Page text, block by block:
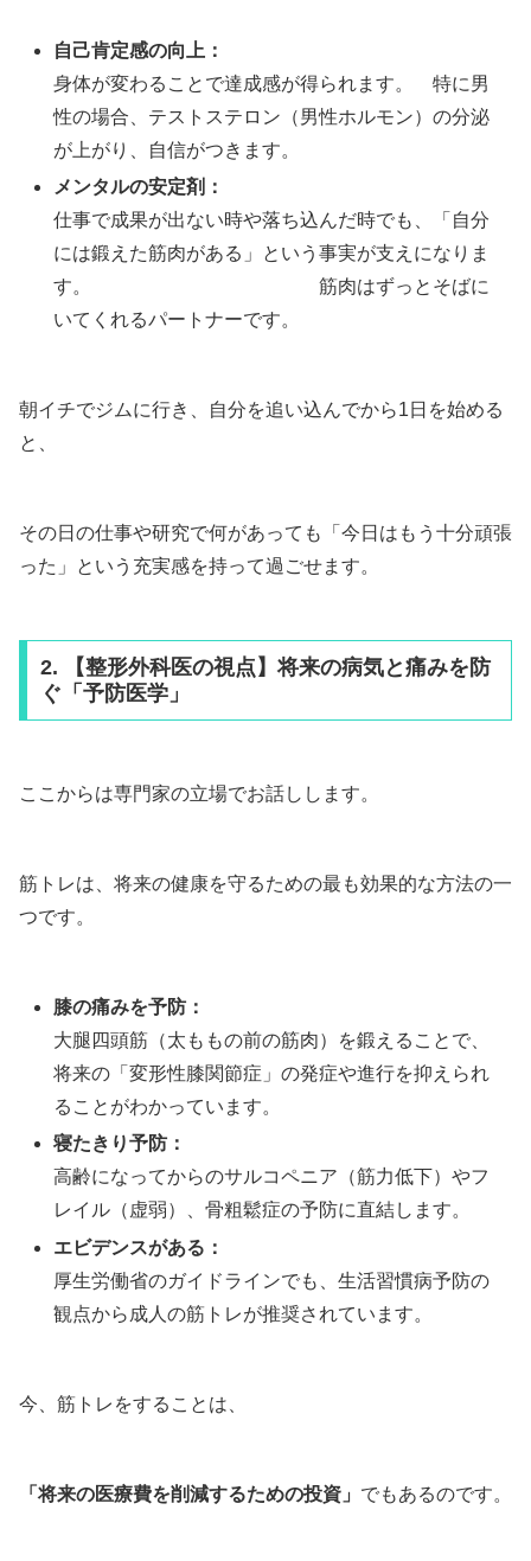
自己肯定感の向上：
身体が変わることで達成感が得られます。 特に男
性の場合、テストステロン（男性ホルモン）の分泌
が上がり、自信がつきます。
メンタルの安定剤：
仕事で成果が出ない時や落ち込んだ時でも、「自分
には鍛えた筋肉がある」という事実が支えになりま
す。 筋肉はずっとそばに
いてくれるパートナーです。
朝イチでジムに行き、自分を追い込んでから1日を始める
と、
その日の仕事や研究で何があっても「今日はもう十分頑張
った」という充実感を持って過ごせます。
2. 【整形外科医の視点】将来の病気と痛みを防
ぐ「予防医学」
ここからは専門家の立場でお話しします。
筋トレは、将来の健康を守るための最も効果的な方法の一
つです。
膝の痛みを予防：
大腿四頭筋（太ももの前の筋肉）を鍛えることで、
将来の「変形性膝関節症」の発症や進行を抑えられ
ることがわかっています。
寝たきり予防：
高齢になってからのサルコペニア（筋力低下）やフ
レイル（虚弱）、骨粗鬆症の予防に直結します。
エビデンスがある：
厚生労働省のガイドラインでも、生活習慣病予防の
観点から成人の筋トレが推奨されています。
今、筋トレをすることは、
「将来の医療費を削減するための投資」 でもあるのです。